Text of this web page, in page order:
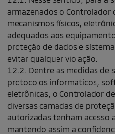
armazenados o Controlador
mecanismos físicos,
adequados aos
proteção de dados e
evitar qualquer violação.
12.2. Dentre as medidas de
protocolos informáticos,
eletrônicas, o Controlador
diversas camadas de
autorizadas tenham acesso
mantendo assim a